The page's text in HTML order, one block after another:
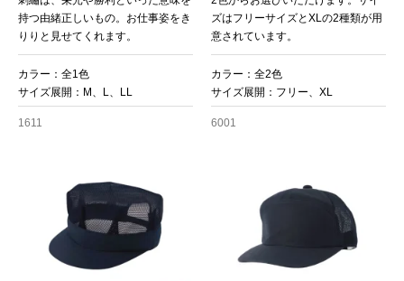
持つ由緒正しいもの。お仕事姿をき
りりと見せてくれます。
カラー：全1色
サイズ展開：M、L、LL
1611
ズはフリーサイズとXLの2種類が用
意されています。
カラー：全2色
サイズ展開：フリー、XL
6001